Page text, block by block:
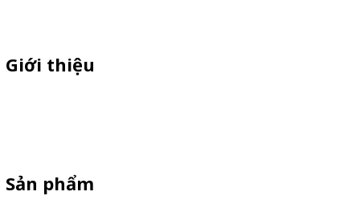
Giới thiệu
Sản phẩm